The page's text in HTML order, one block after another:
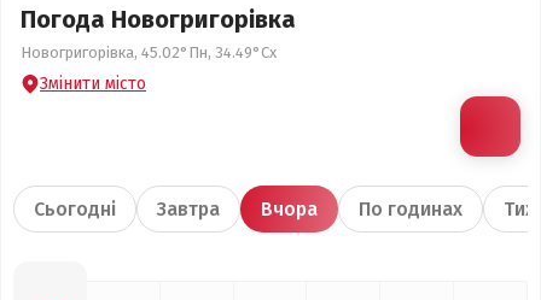
Погода Новогригорівка
Новогригорівка, 45.02°Пн, 34.49°Сх
Змінити місто
Сьогодні Завтра Вчора По годинах